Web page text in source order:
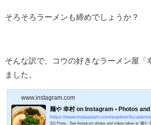
そろそろラーメンも締めでしょうか？
そんな訳で、コウの好きなラーメン屋「
ました。
www.instagram.com
麺や 幸村 on Instagram • Photos
https://www.instagram.com/explore/
321 Posts - See Instagram photos and videos taken at ‘麺や